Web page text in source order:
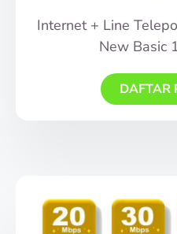
Internet + Line
New Basic
DAFTAR